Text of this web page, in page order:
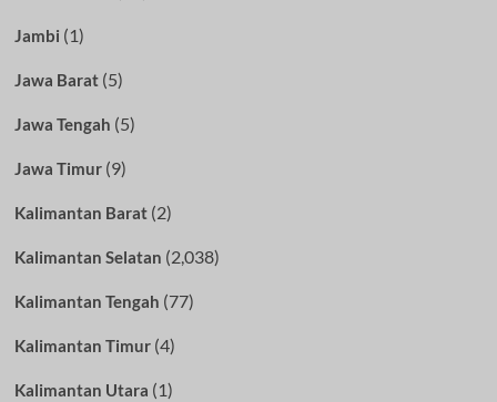
Jambi (1)
Jawa Barat(5)
Jawa Tengah (5)
Jawa Timur(9)
Kalimantan Barat(2)
Kalimantan Selatan (2,038)
Kalimantan Tengah (77)
Kalimantan Timur(4)
Kalimantan Utara (1)